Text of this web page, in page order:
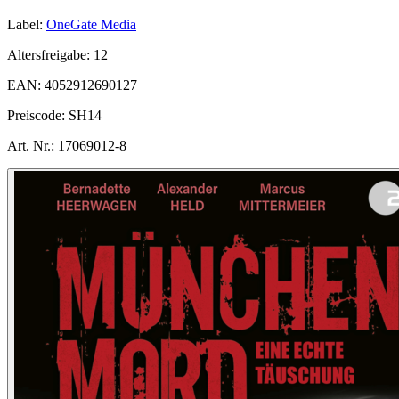
Label: OneGate Media
Altersfreigabe: 12
EAN: 4052912690127
Preiscode: SH14
Art. Nr.: 17069012-8